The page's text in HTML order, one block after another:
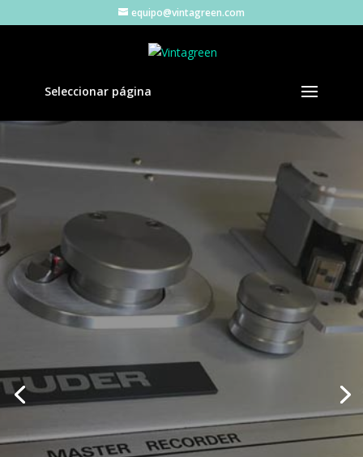
equipo@vintagreen.com
Seleccionar página
AUDIO
[ SONIDO ANALÓGICO ]
La calidad del mejor sonido.
Equipos profesionales